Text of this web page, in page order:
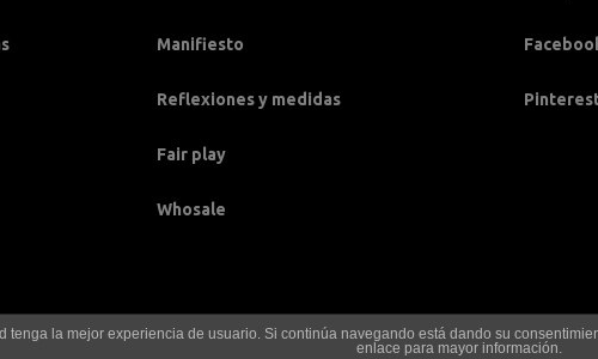
Manifiesto
Reflexiones y medidas
Fair play
Whosale
tenga la mejor experiencia de usuario. Si continúa navegando está dando su
enlace para mayor información.